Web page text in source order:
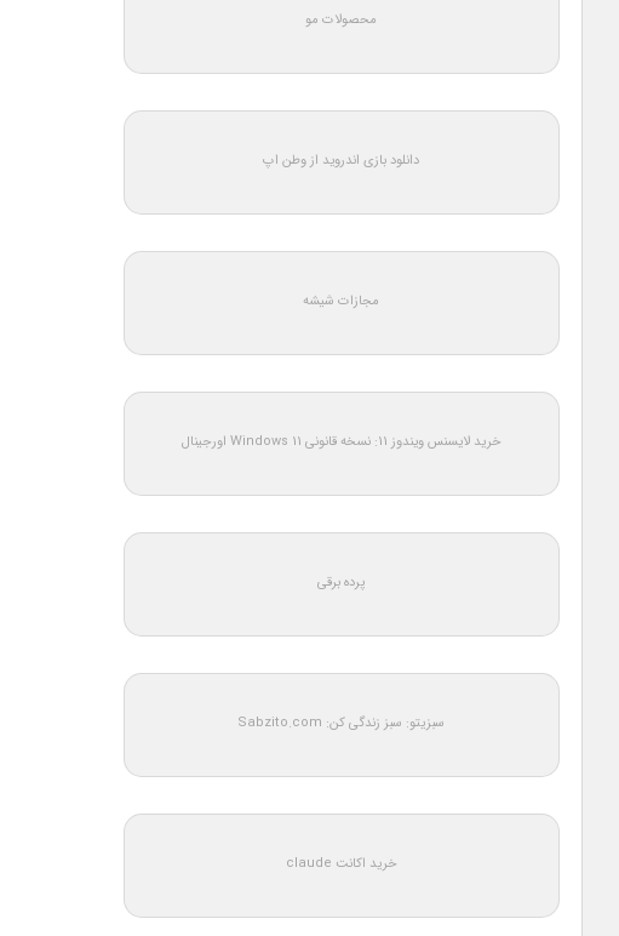
محصولات مو
دانلود بازی اندروید از وطن اپ
مجازات شیشه
خرید لایسنس ویندوز 11: نسخه قانونی Windows 11 اورجینال
پرده برقی
سبزیتو: سبز زندگی کن: Sabzito.com
خرید اکانت claude